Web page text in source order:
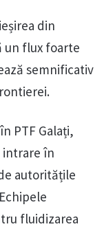
din
un flux foarte
semnificativ
PTF Galați,
în
autoritățile
fluidizarea